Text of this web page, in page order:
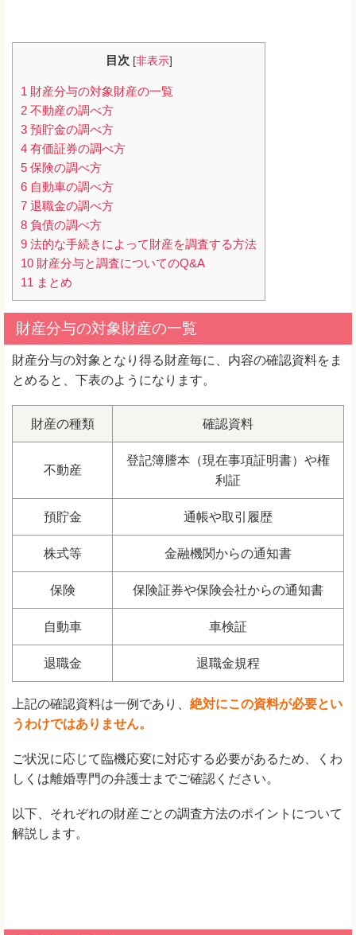
目次 [非表示]
1 財産分与の対象財産の一覧
2 不動産の調べ方
3 預貯金の調べ方
4 有価証券の調べ方
5 保険の調べ方
6 自動車の調べ方
7 退職金の調べ方
8 負債の調べ方
9 法的な手続きによって財産を調査する方法
10 財産分与と調査についてのQ&A
11 まとめ
財産分与の対象財産の一覧
財産分与の対象となり得る財産毎に、内容の確認資料をま
とめると、下表のようになります。
財産の種類 確認資料
不動産
登記簿謄本（現在事項証明書）や権
利証
預貯金 通帳や取引履歴
株式等 金融機関からの通知書
保険 保険証券や保険会社からの通知書
自動車 車検証
退職金 退職金規程
上記の確認資料は一例であり、 絶対にこの資料が必要とい
うわけではありません。
ご状況に応じて臨機応変に対応する必要があるため、くわ
しくは離婚専門の弁護士までご確認ください。
以下、それぞれの財産ごとの調査方法のポイントについて
解説します。